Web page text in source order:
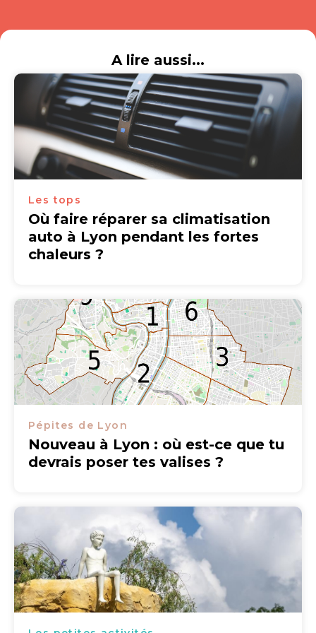
A lire aussi...
Les tops
Où faire réparer sa climatisation
auto à Lyon pendant les fortes
chaleurs ?
Pépites de Lyon
Nouveau à Lyon : où est-ce que tu
devrais poser tes valises ?